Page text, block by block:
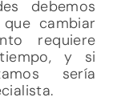
debemos
cambiar
requiere
y si
sería